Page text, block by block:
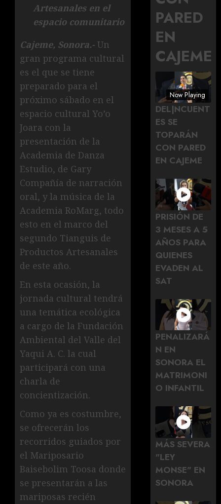
Artesanales en el
espacio comunitario
Cajeme, Sonora.- Un
gran programa cultural
es el que se tiene
preparado para el
próximo sábado en el
espacio cultural Yo’o
Joara con la
presentación de la
Academia de Danza
Estudio, de Gary
Compañía de narración
oral, y la música de la
Academia RoMarg, todo
esto en el marco del
segundo Tianguis de
Productos Artesanales
de este año.
En esta ocasión, la
jornada cultural tendrá
una temática ecológica
a cargo de la Fundación
Ambiental del Valle del
Yaqui A. C. la cual
participará con una
charla de
concientización.
Como ya es costumbre,
se ofrecerán los
recorridos guiados por
el Mariposario
Baisebolim Toosa donde
se presentarán a las
mariposas recién
PARED
EN
CAJEME
Now Playing
DEL|NCUENT
ES SE
TOPARÁN
CON PARED
EN CAJEME
PRISIÓN DE
3 MESES A 5
AÑOS PARA
QUIENES
EVADEN AL
SAT
PENALIZARÁ
N EN
SONORA EL
MATRIMONI
O INFANTIL
MÁS SEVERA
"LEY
MONSE" EN
SONORA